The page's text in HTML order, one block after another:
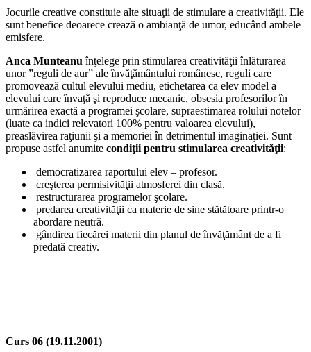
Jocurile creative constituie alte situaţii de stimulare a creativităţii. Ele
sunt benefice deoarece crează o ambianţă de umor, educând ambele
emisfere.
Anca Munteanu înţelege prin stimularea creativităţii înlăturarea
unor ”reguli de aur” ale învăţământului românesc, reguli care
promovează cultul elevului mediu, etichetarea ca elev model a
elevului care învaţă şi reproduce mecanic, obsesia profesorilor în
urmărirea exactă a programei şcolare, supraestimarea rolului notelor
(luate ca indici relevatori 100% pentru valoarea elevului),
preaslăvirea raţiunii şi a memoriei în detrimentul imaginaţiei. Sunt
propuse astfel anumite condiţii pentru stimularea creativităţii:
­ democratizarea raportului elev – profesor.
­ creşterea permisivităţii atmosferei din clasă.
­ restructurarea programelor şcolare.
­ predarea creativităţii ca materie de sine stătătoare printr-o
abordare neutră.
­ gândirea fiecărei materii din planul de învăţământ de a fi
predată creativ.
Curs 06 (19.11.2001)